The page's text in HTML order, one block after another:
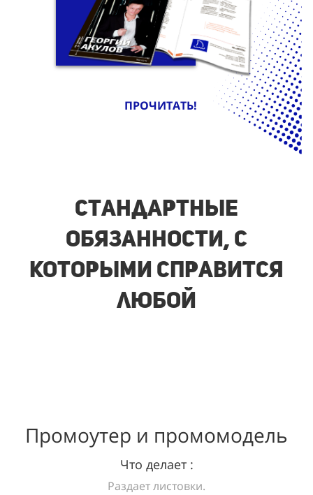
ПРОЧИТАТЬ!
Стандартные
обязанности, с
которыми справится
любой
Промоутер и промомодель
Что делает :
Раздает листовки.